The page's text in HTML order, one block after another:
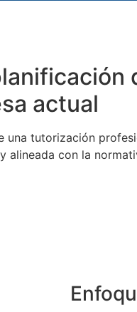
actual
una tutorización
alineada con la